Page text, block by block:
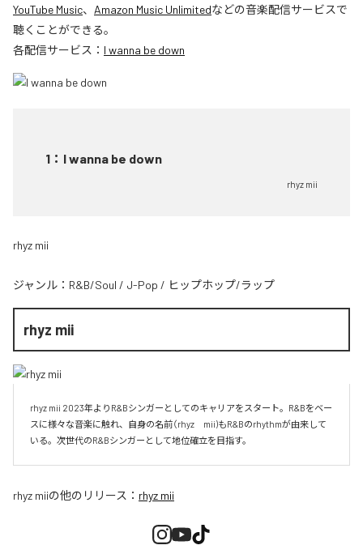
YouTube Music、 Amazon Music Unlimitedなどの音楽配信サービスで
聴くことができる。
各配信サービス： I wanna be down
1 ： I wanna be down
rhyz mii
rhyz mii
ジャンル： R&B/Soul / J-Pop / ヒップホップ/ラップ
rhyz mii
rhyz mii 2023年よりR&Bシンガーとしてのキャリアをスタート。R&Bをベー
スに様々な音楽に触れ、自身の名前（rhyz　mii)もR&Bのrhythmが由来して
いる。次世代のR&Bシンガーとして地位確立を目指す。
rhyz miiの他のリリース： rhyz mii